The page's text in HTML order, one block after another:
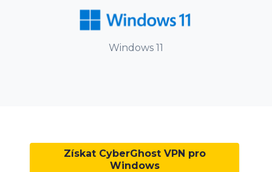
Windows 11
Získat CyberGhost VPN pro
Windows